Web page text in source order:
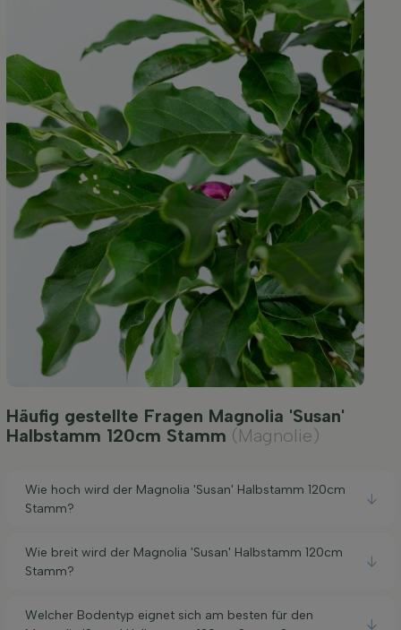
Häufig gestellte Fragen Magnolia 'Susan'
Halbstamm 120cm Stamm (Magnolie)
Wie hoch wird der Magnolia 'Susan' Halbstamm 120cm
Stamm?
Wie breit wird der Magnolia 'Susan' Halbstamm 120cm
Stamm?
Welcher Bodentyp eignet sich am besten für den